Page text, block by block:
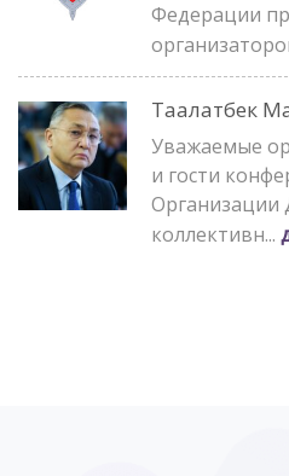
Федерации
Таалатбек
Уважаемые
и гости
Организации
коллективн...